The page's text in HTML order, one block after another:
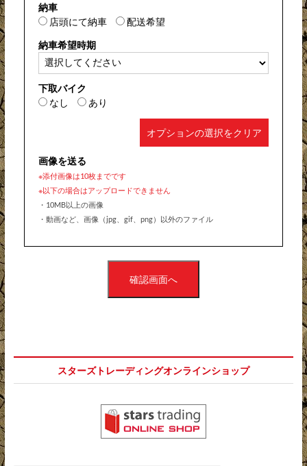
納車
店頭にて納車
配送希望
納車希望時期
下取バイク
なし
あり
オプションの選択をクリア
画像を送る
※添付画像は10枚までです
※以下の場合はアップロードできません
・10MB以上の画像
・動画など、画像（jpg、gif、png）以外のファイル
確認画面へ
スターズトレーディングオンラインショップ